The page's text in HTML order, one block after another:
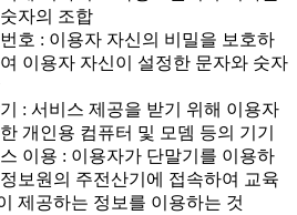
자의 조합
호 : 이용자 자신의 비밀을 보호하
이용자 자신이 설정한 문자와 숫자
: 서비스 제공을 받기 위해 이용자
개인용 컴퓨터 및 모뎀 등의 기기
이용 : 이용자가 단말기를 이용하
보원의 주전산기에 접속하여 교육
제공하는 정보를 이용하는 것